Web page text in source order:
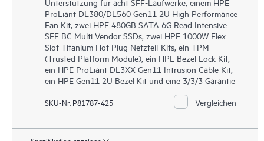
ProLiant DL380/DL560 Gen11 2U High Performance
Fan Kit, zwei HPE 480GB SATA 6G Read Intensive
SFF BC Multi Vendor SSDs, zwei HPE 1000W Flex
Slot Titanium Hot Plug Netzteil-Kits, ein TPM
(Trusted Platform Module), ein HPE Bezel Lock Kit,
ein HPE ProLiant DL3XX Gen11 Intrusion Cable Kit,
ein HPE Gen11 2U Bezel Kit und eine 3/3/3 Garantie
SKU-Nr. P81787-425 Vergleichen